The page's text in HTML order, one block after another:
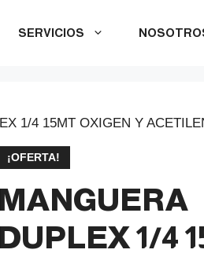
SERVICIOS
1/4 15MT OXIGEN Y
¡OFERTA!
MANGUERA
DUPLEX 1/4